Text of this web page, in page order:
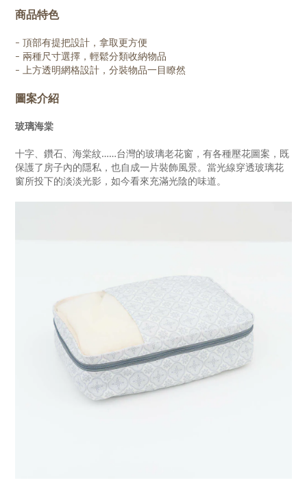
商品特色
- 頂部有提把設計，拿取更方便
- 兩種尺寸選擇，輕鬆分類收納物品
- 上方透明網格設計，分裝物品一目瞭然
圖案介紹
玻璃海棠
十字、鑽石、海棠紋……台灣的玻璃老花窗，有各種壓花圖案，既
保護了房子內的隱私，也自成一片裝飾風景。當光線穿透玻璃花
窗所投下的淡淡光影，如今看來充滿光陰的味道。